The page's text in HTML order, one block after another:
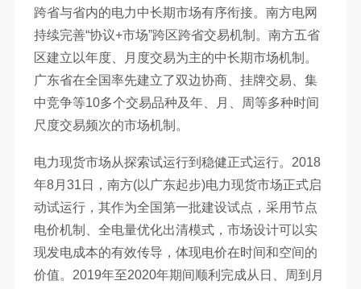
跨省与省内的电力中长期市场有序衔接。南方电网
持续完善“协议+市场”跨区跨省交易机制。南方五省
区建立以年度、月度交易为主的中长期市场机制。
广东省在全国率先建立了双边协商、挂牌交易、集
中竞争等10多个交易品种及年、月、周等多种时间
尺度交易频次的市场机制。
电力现货市场从探索试运行到稳健正式运行。2018
年8月31日，南方(以广东起步)电力现货市场正式启
动试运行，其作为全国第一批建设试点，采用节点
电价机制、全电量优化出清模式，市场设计可以实
现发电成本的有效传导，体现电价在时间和空间的
价值。2019年至2020年期间顺利完成从日、周到月